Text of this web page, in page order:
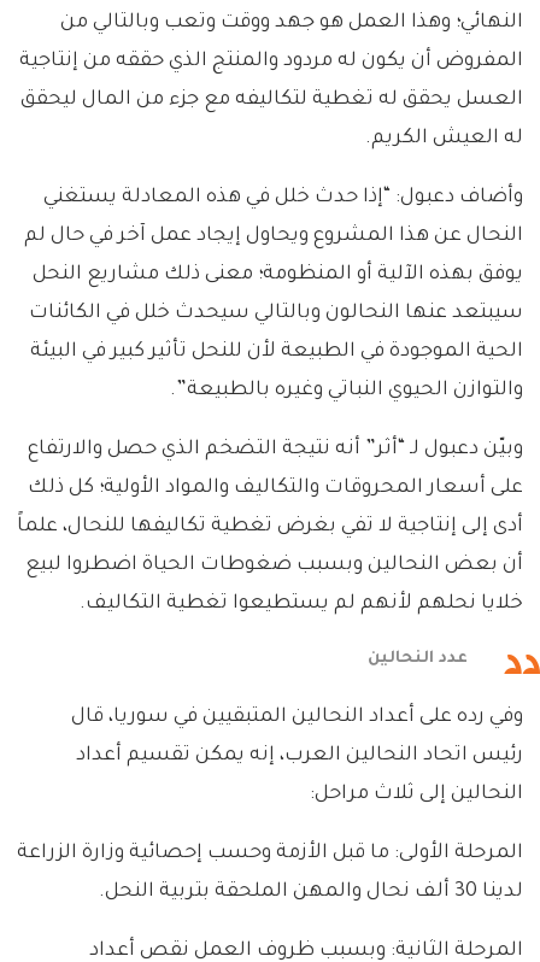
النهائي؛ وهذا العمل هو جهد ووقت وتعب وبالتالي من
المفروض أن يكون له مردود والمنتج الذي حققه من إنتاجية
العسل يحقق له تغطية لتكاليفه مع جزء من المال ليحقق
له العيش الكريم.
وأضاف دعبول: “إذا حدث خلل في هذه المعادلة يستغني
النحال عن هذا المشروع ويحاول إيجاد عمل آخر في حال لم
يوفق بهذه الآلية أو المنظومة؛ معنى ذلك مشاريع النحل
سيبتعد عنها النحالون وبالتالي سيحدث خلل في الكائنات
الحية الموجودة في الطبيعة لأن للنحل تأثير كبير في البيئة
والتوازن الحيوي النباتي وغيره بالطبيعة”.
وبيّن دعبول لـ “أثر” أنه نتيجة التضخم الذي حصل والارتفاع
على أسعار المحروقات والتكاليف والمواد الأولية؛ كل ذلك
أدى إلى إنتاجية لا تفي بغرض تغطية تكاليفها للنحال، علماً
أن بعض النحالين وبسبب ضغوطات الحياة اضطروا لبيع
خلايا نحلهم لأنهم لم يستطيعوا تغطية التكاليف.
عدد النحالين
وفي رده على أعداد النحالين المتبقيين في سوريا، قال
رئيس اتحاد النحالين العرب، إنه يمكن تقسيم أعداد
النحالين إلى ثلاث مراحل:
المرحلة الأولى: ما قبل الأزمة وحسب إحصائية وزارة الزراعة
لدينا 30 ألف نحال والمهن الملحقة بتربية النحل.
المرحلة الثانية: وبسبب ظروف العمل نقص أعداد